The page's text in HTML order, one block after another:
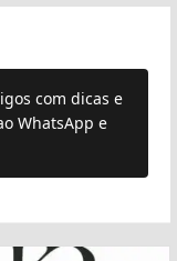
com dicas e
WhatsApp e